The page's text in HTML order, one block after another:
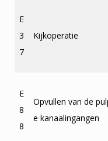
E
3
7
Kijkoperatie
E
8
8
Opvullen van de
e kanaalingangen